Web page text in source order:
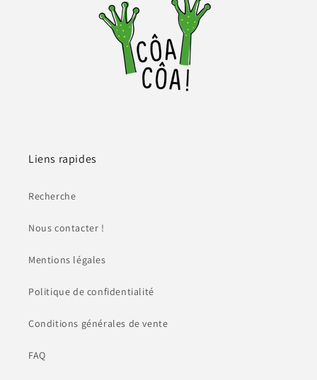
Liens rapides
Recherche
Nous contacter !
Mentions légales
Politique de confidentialité
Conditions générales de vente
FAQ